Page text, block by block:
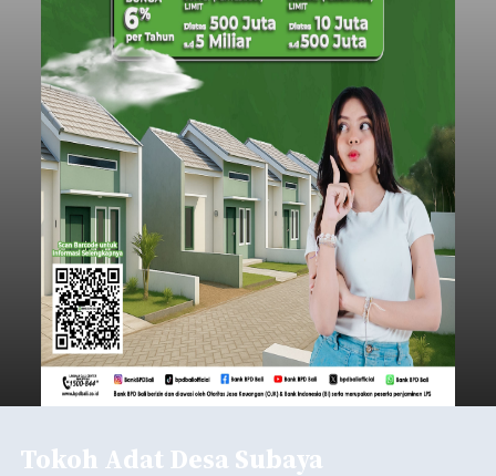
Tokoh Adat Desa Subaya